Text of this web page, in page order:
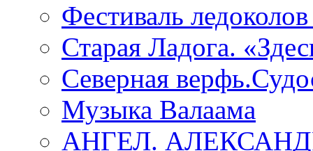
Фестиваль
Старая Ладога.
Северная
Музыка Валаама
АНГЕЛ.